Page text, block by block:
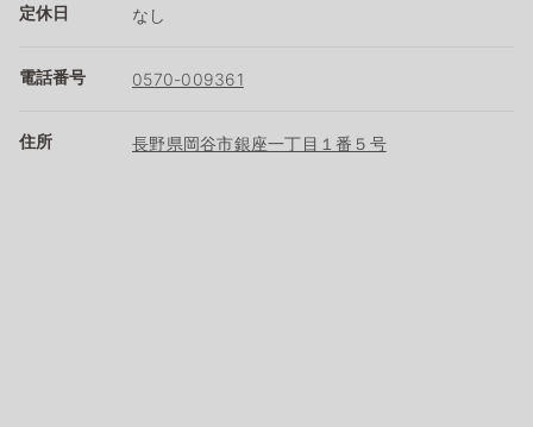
定休日 なし
電話番号 0570-009361
住所 長野県岡谷市銀座一丁目１番５号